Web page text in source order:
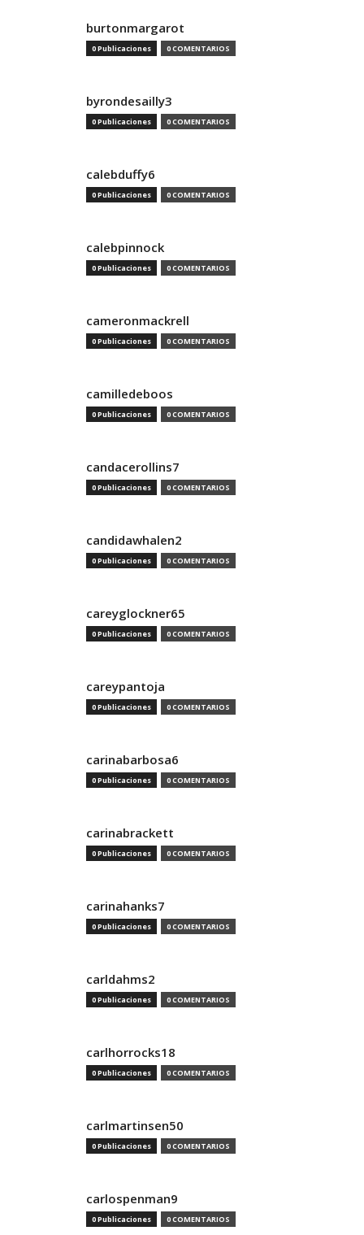
burtonmargarot
0 Publicaciones 0 COMENTARIOS
byrondesailly3
0 Publicaciones 0 COMENTARIOS
calebduffy6
0 Publicaciones 0 COMENTARIOS
calebpinnock
0 Publicaciones 0 COMENTARIOS
cameronmackrell
0 Publicaciones 0 COMENTARIOS
camilledeboos
0 Publicaciones 0 COMENTARIOS
candacerollins7
0 Publicaciones 0 COMENTARIOS
candidawhalen2
0 Publicaciones 0 COMENTARIOS
careyglockner65
0 Publicaciones 0 COMENTARIOS
careypantoja
0 Publicaciones 0 COMENTARIOS
carinabarbosa6
0 Publicaciones 0 COMENTARIOS
carinabrackett
0 Publicaciones 0 COMENTARIOS
carinahanks7
0 Publicaciones 0 COMENTARIOS
carldahms2
0 Publicaciones 0 COMENTARIOS
carlhorrocks18
0 Publicaciones 0 COMENTARIOS
carlmartinsen50
0 Publicaciones 0 COMENTARIOS
carlospenman9
0 Publicaciones 0 COMENTARIOS